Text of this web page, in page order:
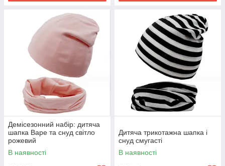
Демісезонний набір: дитяча
шапка Варе та снуд світло
рожевий
В наявності
Дитяча трикотажна шапка і
снуд смугасті
В наявності